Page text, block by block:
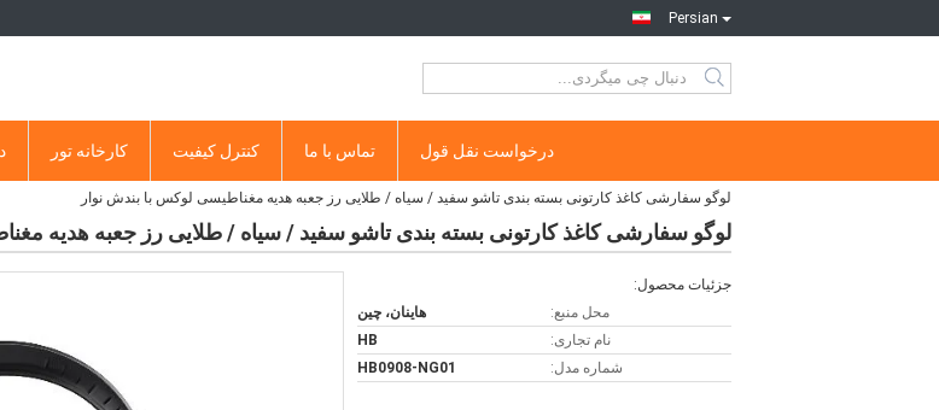
Persian
کارخانه تور کنترل کیفیت تماس با ما درخواست نقل قول
لوگو سفارشی کاغذ کارتونی بسته بندی تاشو سفید / سیاه / طلایی رز جعبه هدیه مغناطیسی لوکس با بندش نوار
لوگو سفارشی کاغذ کارتونی بسته بندی تاشو سفید / سیاه / طلایی رز جعبه هدیه
جزئیات محصول:
محل منبع:
هاینان، چین
نام تجاری:
HB
شماره مدل:
HB0908-NG01